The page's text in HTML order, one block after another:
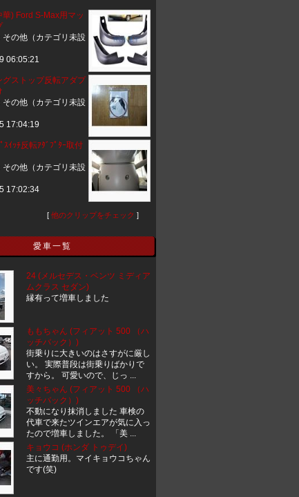
) Ford S-Max用マッ
その他（カテゴリ未設
06:05:21
グストップ反転アダプ
その他（カテゴリ未設
17:04:19
ｽｲｯﾁ反転ｱﾀﾞﾌﾟﾀｰ取付
その他（カテゴリ未設
17:02:34
[ 他のクリップをチェック ]
愛車一覧
24 (メルセデス・ベンツ ミディア
ムクラス セダン)
縁有って増車しました
ももちゃん (フィアット 500 （ハ
ッチバック）)
街乗りに大きいのはさすがに厳し
い。 実際普段は街乗りばかりで
すから。 可愛いので、じっ ...
美々ちゃん (フィアット 500 （ハ
ッチバック）)
不動になり抹消しました 車検の
代車で来たツインエアが気に入っ
たので増車しました。 「美 ...
キョウコ (ホンダ トゥデイ)
主に通勤用。マイキョウコちゃん
です(笑)